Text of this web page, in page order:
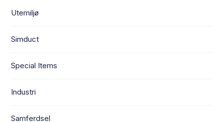
Utemiljø
Simduct
Special Items
Industri
Samferdsel